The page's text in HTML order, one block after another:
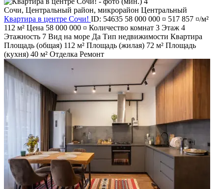
Сочи, Центральный район, микрорайон Центральный
Квартира в центре Сочи! ID: 54635 58 000 000 ¤ 517 857 ¤/м²
112 м² Цена 58 000 000 ¤ Количество комнат 3 Этаж 4
Этажность 7 Вид на море Да Тип недвижимости Квартира
Площадь (общая) 112 м² Площадь (жилая) 72 м² Площадь
(кухня) 40 м² Отделка Ремонт